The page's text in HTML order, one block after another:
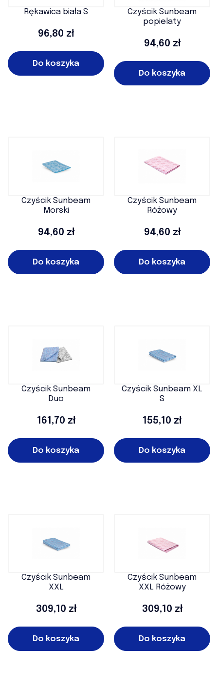
Rękawica biała S
Cena
96,80 zł
Do koszyka
Czyścik Sunbeam
popielaty
Cena
94,60 zł
Do koszyka
Czyścik Sunbeam
Morski
Cena
94,60 zł
Do koszyka
Czyścik Sunbeam
Różowy
Cena
94,60 zł
Do koszyka
Czyścik Sunbeam
Duo
Cena
161,70 zł
Do koszyka
Czyścik Sunbeam XL
S
Cena
155,10 zł
Do koszyka
Czyścik Sunbeam
XXL
Cena
309,10 zł
Do koszyka
Czyścik Sunbeam
XXL Różowy
Cena
309,10 zł
Do koszyka